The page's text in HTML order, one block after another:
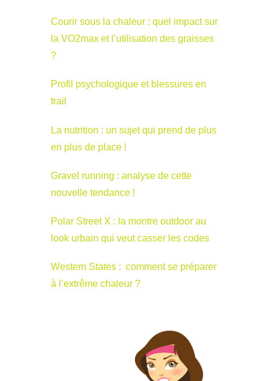
Courir sous la chaleur : quel impact sur
la VO2max et l’utilisation des graisses
?
Profil psychologique et blessures en
trail
La nutrition : un sujet qui prend de plus
en plus de place !
Gravel running : analyse de cette
nouvelle tendance !
Polar Street X : la montre outdoor au
look urbain qui veut casser les codes
Western States : comment se préparer
à l’extrême chaleur ?